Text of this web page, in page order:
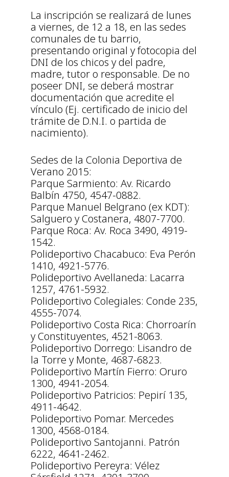
La inscripción se realizará de lunes
a viernes, de 12 a 18, en las sedes
comunales de tu barrio,
presentando original y fotocopia del
DNI de los chicos y del padre,
madre, tutor o responsable. De no
poseer DNI, se deberá mostrar
documentación que acredite el
vínculo (Ej. certificado de inicio del
trámite de D.N.I. o partida de
nacimiento).
Sedes de la Colonia Deportiva de
Verano 2015:
Parque Sarmiento: Av. Ricardo
Balbín 4750, 4547-0882.
Parque Manuel Belgrano (ex KDT):
Salguero y Costanera, 4807-7700.
Parque Roca: Av. Roca 3490, 4919-
1542.
Polideportivo Chacabuco: Eva Perón
1410, 4921-5776.
Polideportivo Avellaneda: Lacarra
1257, 4761-5932.
Polideportivo Colegiales: Conde 235,
4555-7074.
Polideportivo Costa Rica: Chorroarín
y Constituyentes, 4521-8063.
Polideportivo Dorrego: Lisandro de
la Torre y Monte, 4687-6823.
Polideportivo Martín Fierro: Oruro
1300, 4941-2054.
Polideportivo Patricios: Pepirí 135,
4911-4642.
Polideportivo Pomar. Mercedes
1300, 4568-0184.
Polideportivo Santojanni. Patrón
6222, 4641-2462.
Polideportivo Pereyra: Vélez